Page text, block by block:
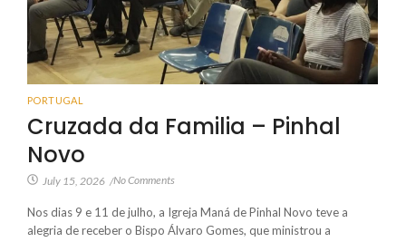
PORTUGAL
Cruzada da Familia – Pinhal
Novo
July 15, 2026 /No Comments
Nos dias 9 e 11 de julho, a Igreja Maná de Pinhal Novo teve a
alegria de receber o Bispo Álvaro Gomes, que ministrou a